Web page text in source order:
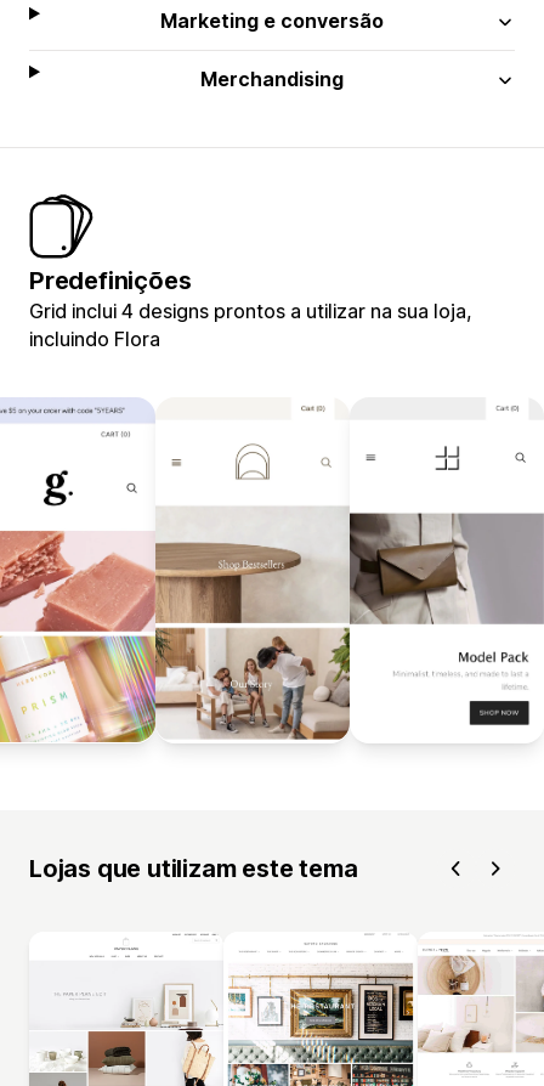
Marketing e conversão
Merchandising
Predefinições
Grid inclui 4 designs prontos a utilizar na sua loja,
incluindo Flora
Lojas que utilizam este tema